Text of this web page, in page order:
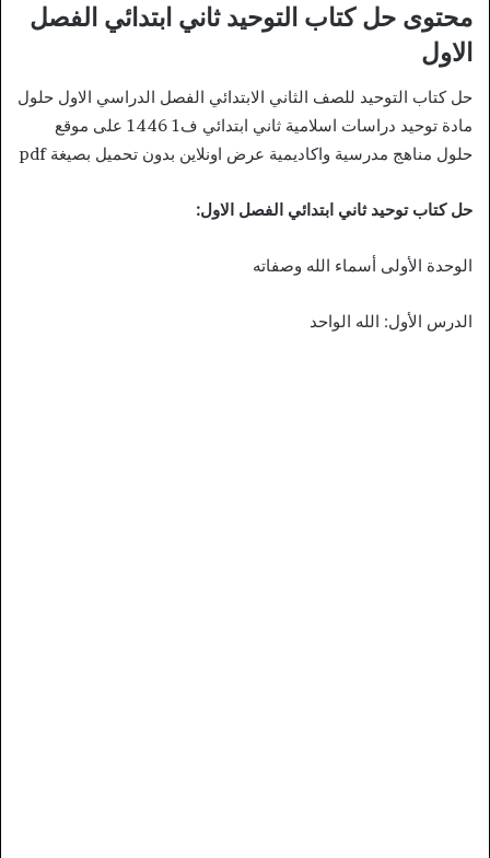
محتوى حل كتاب التوحيد ثاني ابتدائي الفصل
الاول
حل كتاب التوحيد للصف الثاني الابتدائي الفصل الدراسي الاول حلول
مادة توحيد دراسات اسلامية ثاني ابتدائي ف1 1446 على موقع
حلول مناهج مدرسية واكاديمية عرض اونلاين بدون تحميل بصيغة pdf
حل كتاب توحيد ثاني ابتدائي الفصل الاول:
الوحدة الأولى أسماء الله وصفاته
الدرس الأول: الله الواحد